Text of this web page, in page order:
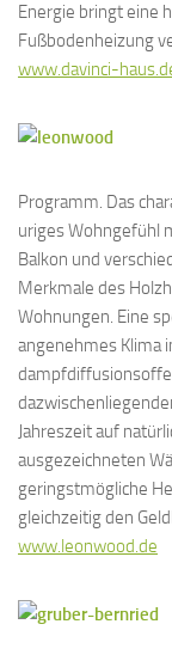
Energie bringt eine
Fußbodenheizung
www.davinci-
Programm. Das
uriges Wohngefühl
Balkon und
Merkmale des
Wohnungen. Eine
angenehmes Klima
Jahreszeit auf
ausgezeichneten
geringstmögliche
gleichzeitig den
www.leonwood.de